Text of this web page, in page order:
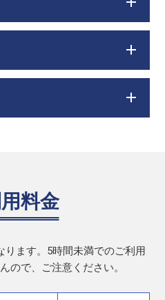
料金
ります。5時間未満でのご利用
ので、ご注意ください。